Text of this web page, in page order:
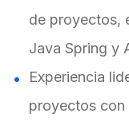
de proyectos,
Java Spring y
Experiencia
proyectos con